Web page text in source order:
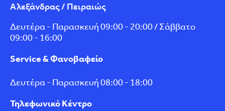
Αλεξάνδρας / Πειραιώς
Δευτέρα - Παρασκευή 09:00 - 20:00 / Σάββατο
09:00 - 16:00
Service & Φανοβαφείο
Δευτέρα - Παρασκευή 08:00 - 18:00
Τηλεφωνικό Κέντρο